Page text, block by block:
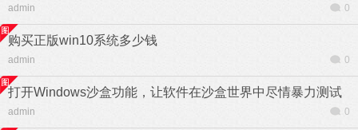
admin 0
购买正版win10系统多少钱
admin 0
打开Windows沙盒功能，让软件在沙盒世界中尽情暴力测试
admin 0